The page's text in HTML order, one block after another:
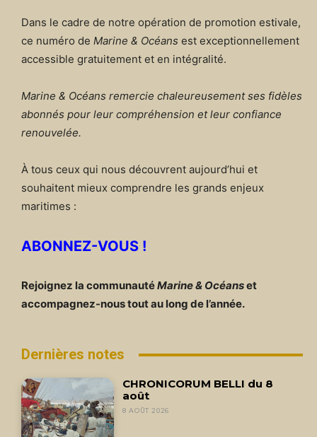
Dans le cadre de notre opération de promotion estivale,
ce numéro de Marine & Océans est exceptionnellement
accessible gratuitement et en intégralité.
Marine & Océans remercie chaleureusement ses fidèles
abonnés pour leur compréhension et leur confiance
renouvelée.
À tous ceux qui nous découvrent aujourd’hui et
souhaitent mieux comprendre les grands enjeux
maritimes :
ABONNEZ-VOUS !
Rejoignez la communautéMarine & Océanset
accompagnez-nous tout au long de l’année.
Dernières notes
CHRONICORUM BELLI du 8
août
8 AOÛT 2026